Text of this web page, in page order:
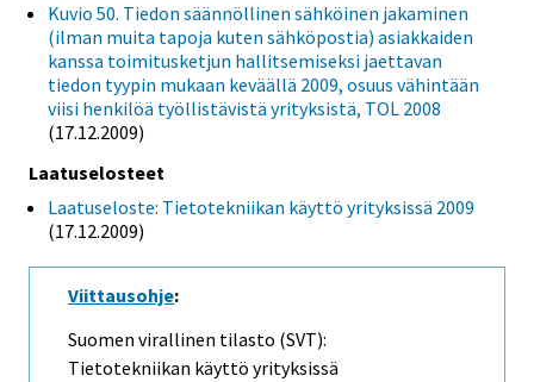
Kuvio 50. Tiedon säännöllinen sähköinen jakaminen
(ilman muita tapoja kuten sähköpostia) asiakkaiden
kanssa toimitusketjun hallitsemiseksi jaettavan
tiedon tyypin mukaan keväällä 2009, osuus vähintään
viisi henkilöä työllistävistä yrityksistä, TOL 2008
(17.12.2009)
Laatuselosteet
Laatuseloste: Tietotekniikan käyttö yrityksissä 2009
(17.12.2009)
Viittausohje:
Suomen virallinen tilasto (SVT):
Tietotekniikan käyttö yrityksissä